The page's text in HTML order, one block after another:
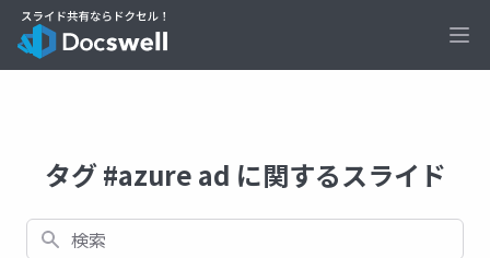
タグ #azure ad に関するスライド
検索